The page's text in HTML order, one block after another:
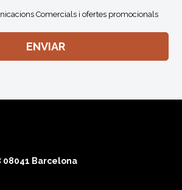
Comercials i ofertes promocionals
08041 Barcelona